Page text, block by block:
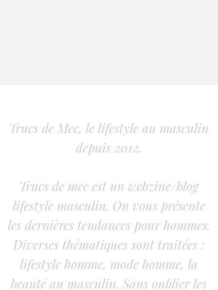
Trucs de Mec, le lifestyle au masculin
depuis 2012.
Trucs de mec est un webzine/blog
lifestyle masculin. On vous présente
les dernières tendances pour hommes.
Diverses thématiques sont traitées :
lifestyle homme, mode homme, la
beauté au masculin. Sans oublier les